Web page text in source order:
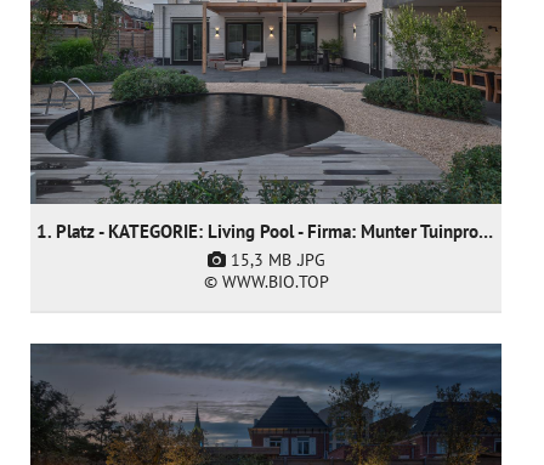
1. Platz - KATEGORIE: Living Pool - Firma: Munter Tuinprojecten
15,3 MB .JPG
© WWW.BIO.TOP